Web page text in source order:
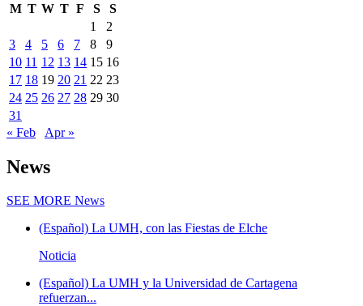
M T W T F S
S
1
2
3
4 5 6 7 8
9
10 11 12 13 14 15 16
17 18 19 20 21 22 23
24 25 26 27 28 29 30
31
« Feb
Apr »
News
SEE MORE News
(Español) La UMH, con las Fiestas de Elche
Noticia
(Español) La UMH y la Universidad de Cartagena
refuerzan...